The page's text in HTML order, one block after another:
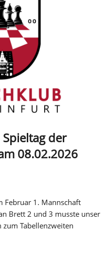
der
08.02.2026
Februar 1. Mannschaft
Brett 2 und 3 musste unser
Tabellenzweiten